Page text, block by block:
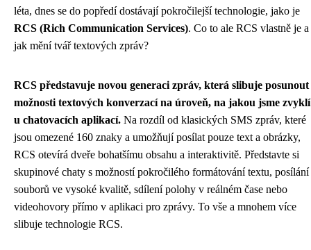
léta, dnes se do popředí dostávají pokročilejší technologie, jako je
RCS (Rich Communication Services). Co to ale RCS vlastně je a
jak mění tvář textových zpráv?
RCS představuje novou generaci zpráv, která slibuje posunout
možnosti textových konverzací na úroveň, na jakou jsme zvyklí
u chatovacích aplikací. Na rozdíl od klasických SMS zpráv, které
jsou omezené 160 znaky a umožňují posílat pouze text a obrázky,
RCS otevírá dveře bohatšímu obsahu a interaktivitě. Představte si
skupinové chaty s možností pokročilého formátování textu, posílání
souborů ve vysoké kvalitě, sdílení polohy v reálném čase nebo
videohovory přímo v aplikaci pro zprávy. To vše a mnohem více
slibuje technologie RCS.